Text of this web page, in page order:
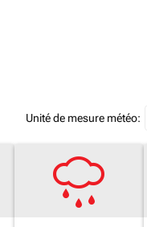
Unité de mesure météo: